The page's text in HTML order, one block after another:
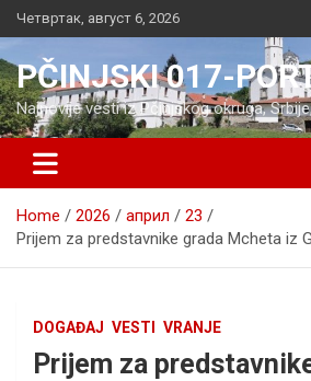
Skip
to
content
Четвртак, август 6, 2026
PČINJSKI 017-
Najnovije vesti iz Pčinjskog okruga,
Home 2026 април
23
Prijem za predstavnike grada Mcheta iz
DOGAĐAJ VESTI VRANJE
Prijem za